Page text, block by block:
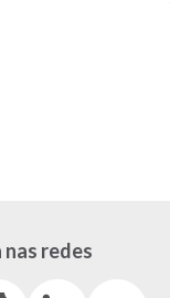
redes
LinkedIn